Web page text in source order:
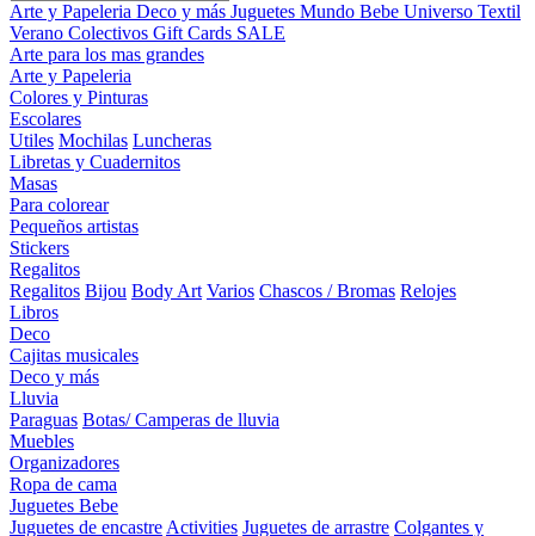
Arte y Papeleria Deco y más Juguetes Mundo Bebe Universo Textil
Verano Colectivos Gift Cards SALE
Arte para los mas grandes
Arte y Papeleria
Colores y Pinturas
Escolares
Utiles Mochilas Luncheras
Libretas y Cuadernitos
Masas
Para colorear
Pequeños artistas
Stickers
Regalitos
Regalitos Bijou Body Art Varios Chascos / Bromas Relojes
Libros
Deco
Cajitas musicales
Deco y más
Lluvia
Paraguas Botas/ Camperas de lluvia
Muebles
Organizadores
Ropa de cama
Juguetes Bebe
Juguetes de encastre Activities Juguetes de arrastre Colgantes y